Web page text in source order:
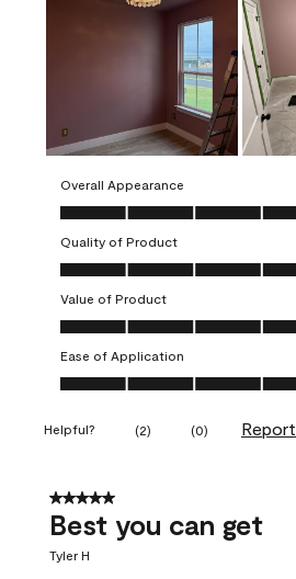
Overall Appearance
Overall Appearance, 5.0 out of 5
Quality of Product
Quality of Product, 5.0 out of 5
Value of Product
Value of Product, 5.0 out of 5
Ease of Application
Ease of Application, 5.0 out of 5
Helpful? (2) (0) Report
5 out of 5 stars.
Best you can get
Tyler H